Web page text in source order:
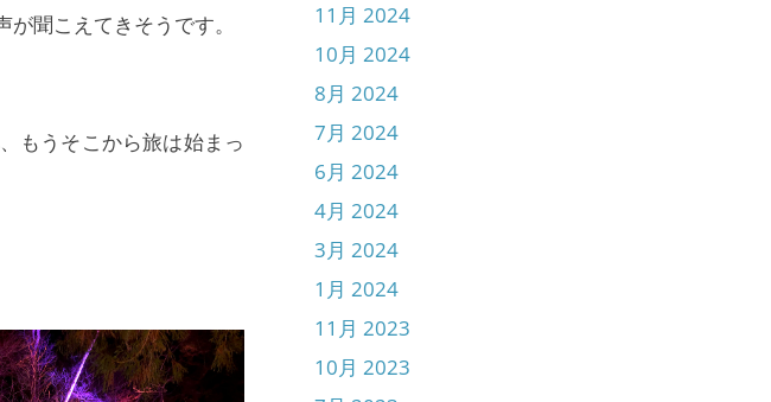
聞こえてきそうです。
もうそこから旅は始まっ
11月 2024
10月 2024
8月 2024
7月 2024
6月 2024
4月 2024
3月 2024
1月 2024
11月 2023
10月 2023